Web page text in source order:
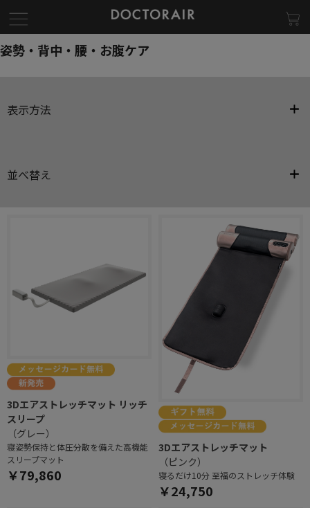
姿勢・背中・腰・お腹ケア
表示方法
並べ替え
3Dエアストレッチマット リッチ
スリープ
（グレー）
寝姿勢保持と体圧分散を備えた高機能
スリープマット
￥79,860
3Dエアストレッチマット
（ピンク）
寝るだけ10分 至福のストレッチ体験
￥24,750